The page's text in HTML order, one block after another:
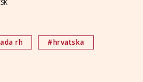
rh
#hrvatska